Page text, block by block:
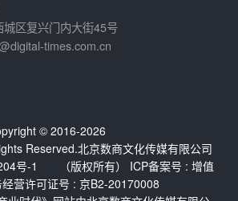
区复兴门内大街45号
times.com.cn
© 2016-2026
Reserved.北京数商文化传媒有限公司
（版权所有） ICP备案号 :
号-1
增值
营许可证号 : 京B2-20170008